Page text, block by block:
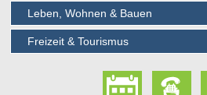
Leben, Wohnen & Bauen
Freizeit & Tourismus